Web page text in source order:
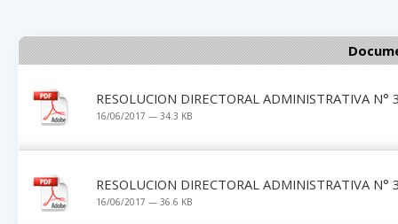
RESOLUCION DIRECTORAL ADMINISTRATIVA N°
16/06/2017 — 34.3 KB
RESOLUCION DIRECTORAL ADMINISTRATIVA N°
16/06/2017 — 36.6 KB